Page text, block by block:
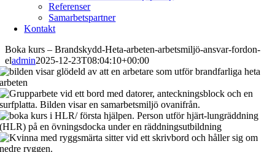
Referenser
Samarbetspartner
Kontakt
Boka kurs – Brandskydd-Heta-arbeten-arbetsmiljö-ansvar-fordon-
eladmin2025-12-23T08:04:10+00:00